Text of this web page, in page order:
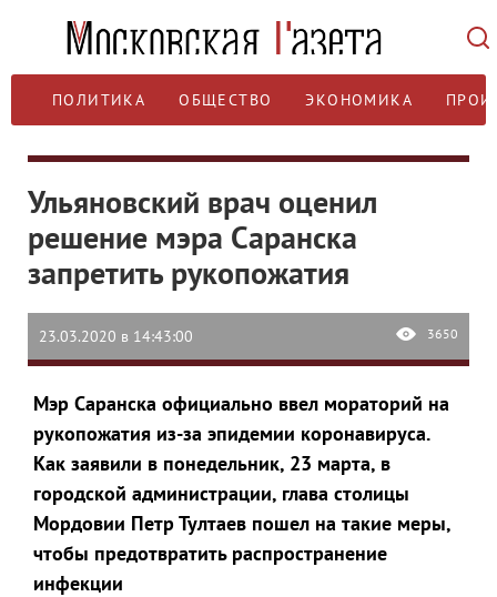
ПОЛИТИКА ОБЩЕСТВО ЭКОНОМИКА
Ульяновский врач оценил
решение мэра Саранска
запретить рукопожатия
23.03.2020 в 14:43:00 3650
Мэр Саранска официально ввел мораторий на
рукопожатия из-за эпидемии коронавируса.
Как заявили в понедельник, 23 марта, в
городской администрации, глава столицы
Мордовии Петр Тултаев пошел на такие меры,
чтобы предотвратить распространение
инфекции